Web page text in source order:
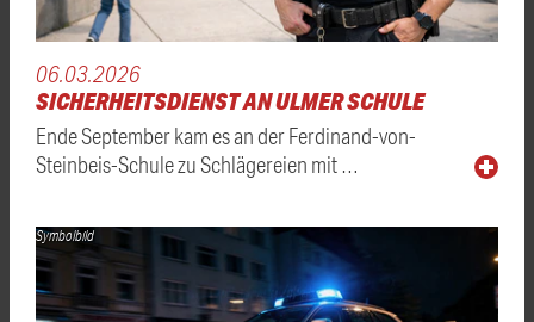
06.03.2026
SICHERHEITSDIENST AN ULMER SCHULE
Ende September kam es an der Ferdinand-von-
Steinbeis-Schule zu Schlägereien mit …
Symbolbild